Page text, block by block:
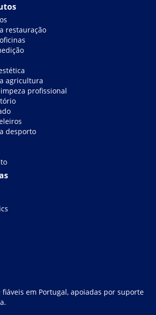
restauração
agricultura
profissional
desporto
fiáveis em Portugal, apoiadas por suporte